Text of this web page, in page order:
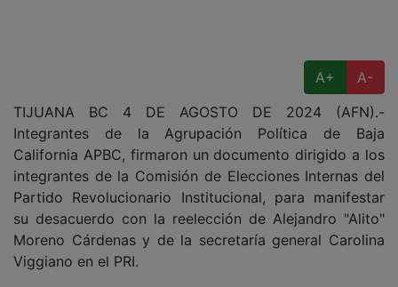
A+
A-
TIJUANA BC 4 DE AGOSTO DE 2024 (AFN).-
Integrantes de la Agrupación Política de Baja
California APBC, firmaron un documento dirigido a los
integrantes de la Comisión de Elecciones Internas del
Partido Revolucionario Institucional, para manifestar
su desacuerdo con la reelección de Alejandro "Alito"
Moreno Cárdenas y de la secretaría general Carolina
Viggiano en el PRI.